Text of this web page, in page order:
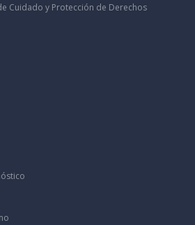
Cuidado y Protección de Derechos